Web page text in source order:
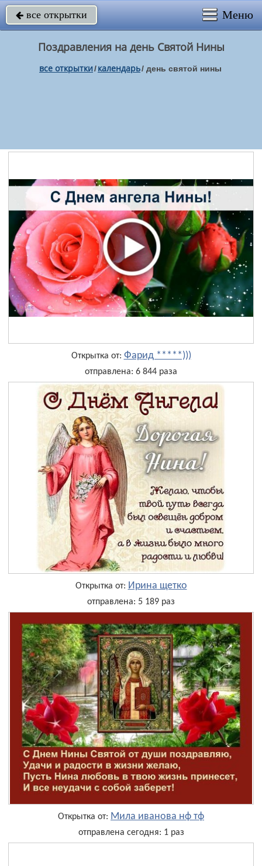
 все открытки Меню
Поздравления на день Святой Нины
все открытки/календарь/ день святой нины
Открытка от: Фарид *****)))
отправлена: 6 844 раза
Открытка от: Ирина щетко
отправлена: 5 189 раз
Открытка от: Мила иванова нф тф
отправлена сегодня: 1 раз